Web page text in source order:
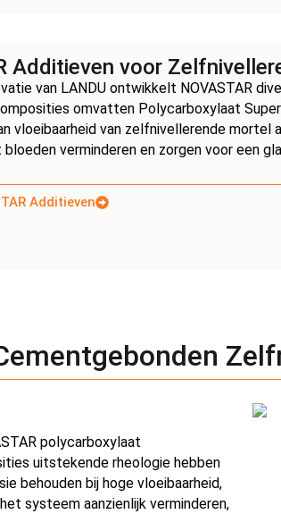
Additieven voor
van LANDU ontwikkelt NOVASTAR
omvatten Polycarboxylaat
vloeibaarheid van zelfnivellerende
bloeden verminderen en zorgen voor een
Additieven
polycarboxylaat
uitstekende rheologie hebben
behouden bij hoge vloeibaarheid,
systeem aanzienlijk verminderen,